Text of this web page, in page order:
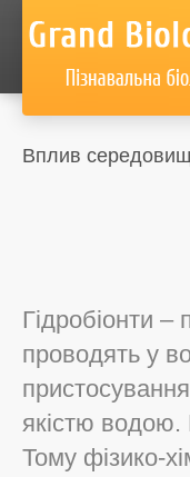
Вплив
Гідробіонти
проводять у
якістю водою.
Тому фізико-